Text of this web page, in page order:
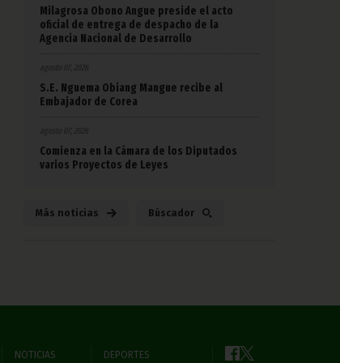
Milagrosa Obono Angue preside el acto
oficial de entrega de despacho de la
Agencia Nacional de Desarrollo
agosto 07, 2026
S.E. Nguema Obiang Mangue recibe al
Embajador de Corea
agosto 07, 2026
Comienza en la Cámara de los Diputados
varios Proyectos de Leyes
Más noticias Búscador
NOTICIAS DEPORTES